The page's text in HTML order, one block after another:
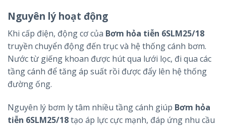
Nguyên lý hoạt động
Khi cấp điện, động cơ của Bơm hỏa tiễn 6SLM25/18
truyền chuyển động đến trục và hệ thống cánh bơm.
Nước từ giếng khoan được hút qua lưới lọc, đi qua các
tầng cánh để tăng áp suất rồi được đẩy lên hệ thống
đường ống.
Nguyên lý bơm ly tâm nhiều tầng cánh giúp Bơm hỏa
tiễn 6SLM25/18tạo áp lực cực mạnh, đáp ứng nhu cầu